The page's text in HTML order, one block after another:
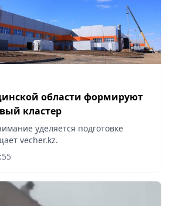
области формируют
кластер
уделяется подготовке
vecher.kz.